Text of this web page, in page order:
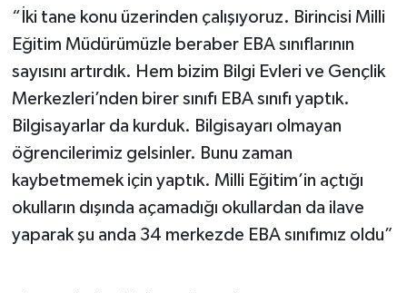
“İki tane konu üzerinden çalışıyoruz. Birincisi Milli
Eğitim Müdürümüzle beraber EBA sınıflarının
sayısını artırdık. Hem bizim Bilgi Evleri ve Gençlik
Merkezleri’nden birer sınıfı EBA sınıfı yaptık.
Bilgisayarlar da kurduk. Bilgisayarı olmayan
öğrencilerimiz gelsinler. Bunu zaman
kaybetmemek için yaptık. Milli Eğitim’in açtığı
okulların dışında açamadığı okullardan da ilave
yaparak şu anda 34 merkezde EBA sınıfımız oldu”